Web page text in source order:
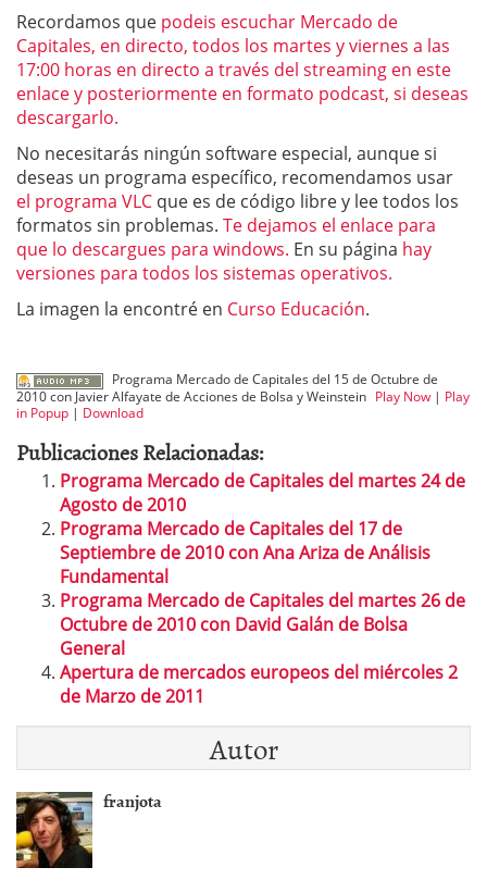
Recordamos que podeis escuchar Mercado de
Capitales, en directo, todos los martes y viernes a las
17:00 horas en directo a través del streaming en este
enlace y posteriormente en formato podcast, si deseas
descargarlo.
No necesitarás ningún software especial, aunque si
deseas un programa específico, recomendamos usar
el programa VLC que es de código libre y lee todos los
formatos sin problemas. Te dejamos el enlace para
que lo descargues para windows. En su página hay
versiones para todos los sistemas operativos.
La imagen la encontré en Curso Educación.
Programa Mercado de Capitales del 15 de Octubre de
2010 con Javier Alfayate de Acciones de Bolsa y Weinstein Play Now| Play
in Popup | Download
Publicaciones Relacionadas:
Programa Mercado de Capitales del martes 24 de
Agosto de 2010
Programa Mercado de Capitales del 17 de
Septiembre de 2010 con Ana Ariza de Análisis
Fundamental
Programa Mercado de Capitales del martes 26 de
Octubre de 2010 con David Galán de Bolsa
General
Apertura de mercados europeos del miércoles 2
de Marzo de 2011
Autor
franjota